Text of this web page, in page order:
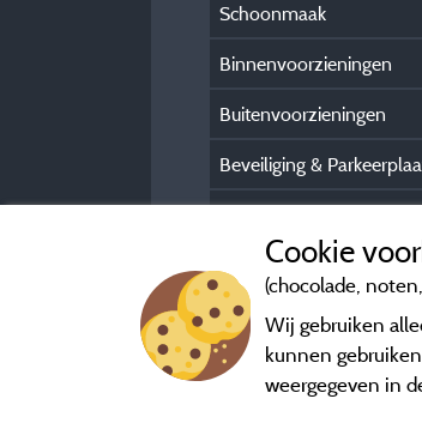
Schoonmaak
Binnenvoorzieningen
Buitenvoorzieningen
Beveiliging &
Cookie
(chocolade,
Wij gebruiken
kunnen
weergegeven in